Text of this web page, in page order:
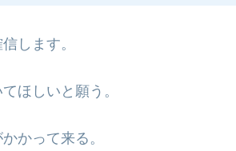
します。
ほしいと願う。
かって来る。